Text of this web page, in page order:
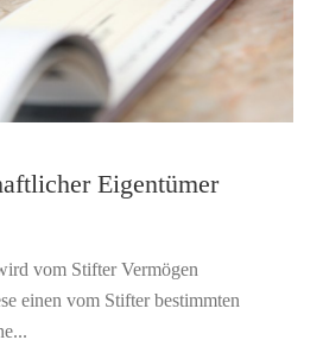
Eigentümer
vom Stifter Vermögen
einen vom Stifter bestimmten